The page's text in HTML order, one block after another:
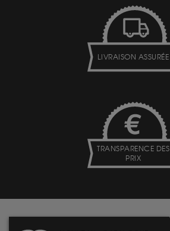
LIVRAISON ASSURÉE
TRANSPARENCE DES
PRIX